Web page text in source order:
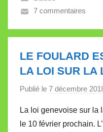
7 commentaires
LE FOULARD
LA LOI SUR LA
Publié le 7 décembre
La loi genevoise sur la
le 10 février prochain.